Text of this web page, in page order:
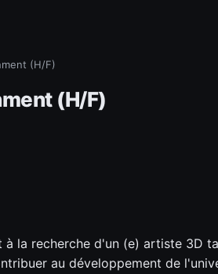
(H/F)
(H/F)
à la recherche d'un (e) artiste 3D
au développement de